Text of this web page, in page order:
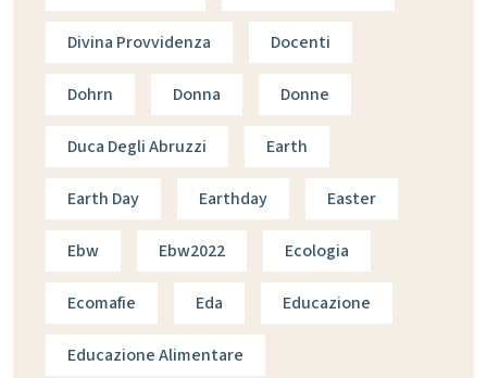
Divina Provvidenza Docenti
Dohrn Donna Donne
Duca Degli Abruzzi Earth
Earth Day Earthday Easter
Ebw Ebw2022 Ecologia
Ecomafie Eda Educazione
Educazione Alimentare